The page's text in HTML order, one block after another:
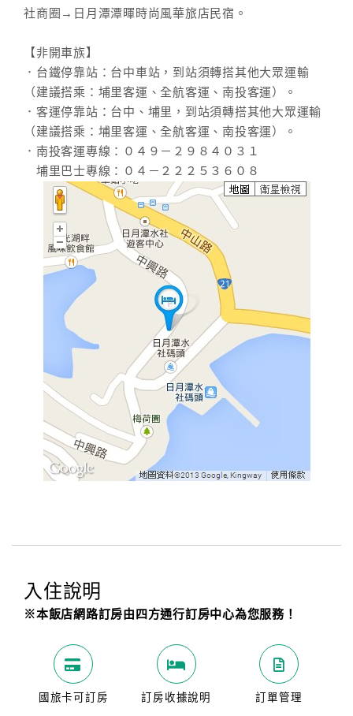
社商圈→日月潭潭暉時尚風華旅店民宿。
【非開車族】
．台鐵停靠站：台中車站，到站須轉搭其他大眾運輸
（建議搭乘：埔里客運、全航客運、南投客運）。
．客運停靠站：台中、埔里，到站須轉搭其他大眾運輸
（建議搭乘：埔里客運、全航客運、南投客運）。
．南投客運專線：０４９－２９８４０３１
埔里巴士專線：０４－２２２５３６０８
入住說明
※本飯店網路訂房由四方通行訂房中心為您服務！
國旅卡可訂房 訂房收據說明 訂單管理